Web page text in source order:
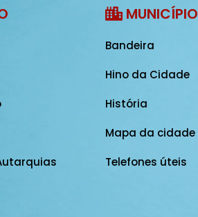
MUNICÍPIO
Bandeira
Hino da Cidade
História
Mapa da cidade
Telefones úteis